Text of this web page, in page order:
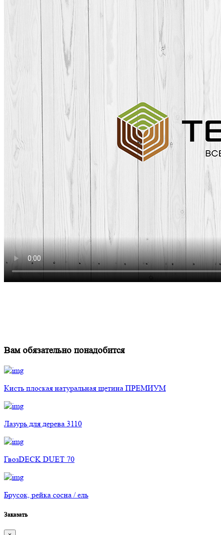
Вам обязательно понадобится
Кисть плоская натуральная щетина ПРЕМИУМ
Лазурь для дерева 3110
ГвозDECK DUET 70
Брусок, рейка сосна / ель
Заказать